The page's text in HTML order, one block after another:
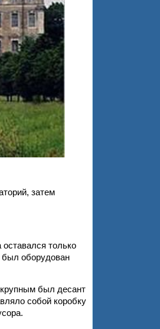
затем
только
был оборудован
был десант
собой коробку